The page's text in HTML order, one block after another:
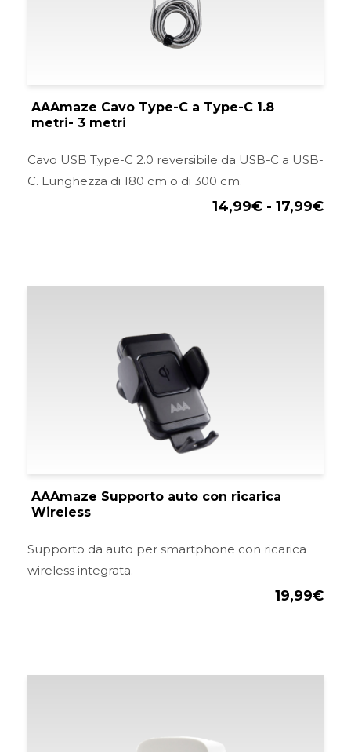
AAAmaze Cavo Type-C a Type-C 1.8
metri- 3 metri
Cavo USB Type-C 2.0 reversibile da USB-C a USB-
C. Lunghezza di 180 cm o di 300 cm.
14,99€ - 17,99€
AAAmaze Supporto auto con ricarica
Wireless
Supporto da auto per smartphone con ricarica
wireless integrata.
19,99€
Il
Il